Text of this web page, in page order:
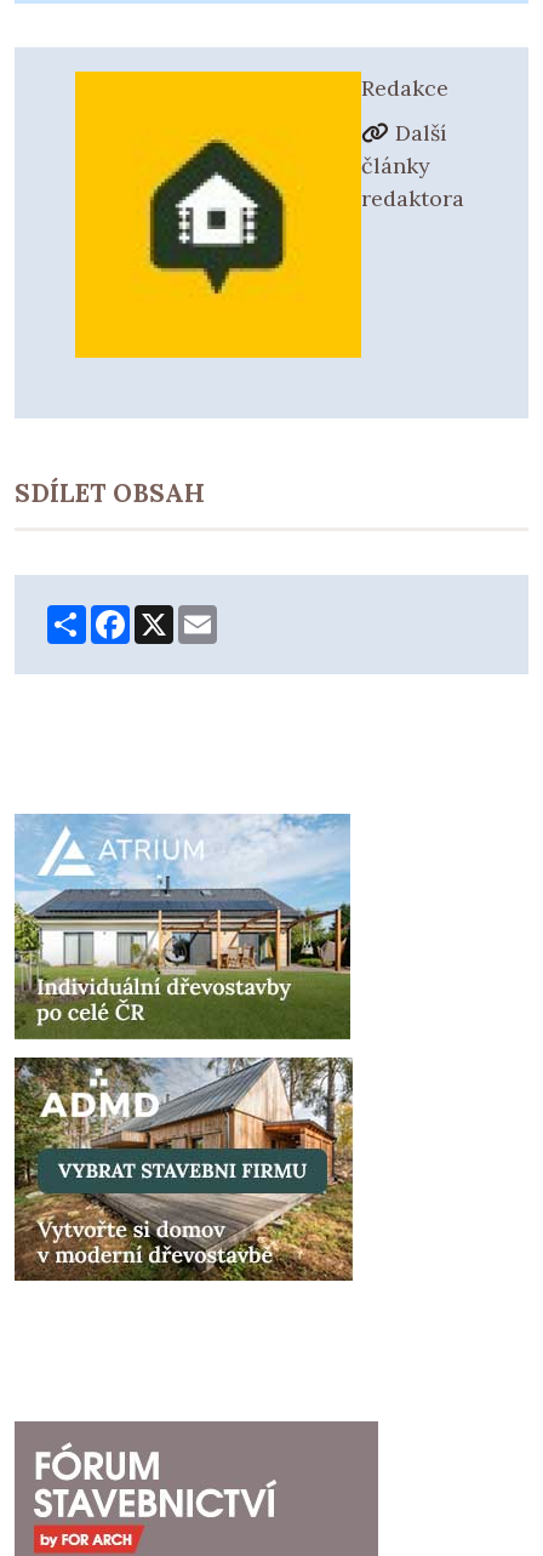
Redakce
Další
články
redaktora
SDÍLET OBSAH
ShareFacebook
X